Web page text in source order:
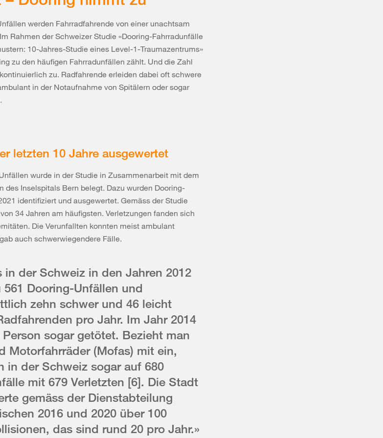
werden Fahrradfahrende von einer unachtsam
Rahmen der Schweizer Studie «Dooring-Fahrradunfälle
10-Jahres-Studie eines Level-1-Traumazentrums»
zu den häufigen Fahrradunfällen zählt. Und die Zahl
zu. Radfahrende erleiden dabei oft schwere
in der Notaufnahme von Spitälern oder sogar
letzten 10 Jahre ausgewertet
wurde in der Studie in Zusammenarbeit mit dem
des Inselspitals Bern belegt. Dazu wurden Dooring-
identifiziert und ausgewertet. Gemäss der Studie
34 Jahren am häufigsten. Verletzungen fanden sich
Die Verunfallten konnten meist ambulant
auch schwerwiegendere Fälle.
in der Schweiz in den Jahren 2012
561 Dooring-Unfällen und
zehn schwer und 46 leicht
pro Jahr. Im Jahr 2014
sogar getötet. Bezieht man
Motorfahrräder (Mofas) mit ein,
in der Schweiz sogar auf 680
mit 679 Verletzten [6]. Die Stadt
gemäss der Dienstabteilung
2016 und 2020 über 100
das sind rund 20 pro Jahr.»